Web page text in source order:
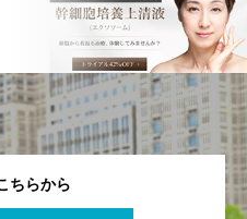
ちらから